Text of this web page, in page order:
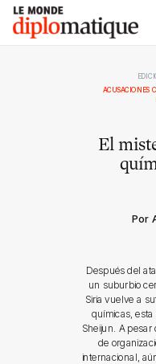
Skip
content
Le monde diplomatique
ACUSACIONES
El
Por
Después del
un suburbio
Siria vuelve a
químicas,
Sheijun. A
de
internacional,